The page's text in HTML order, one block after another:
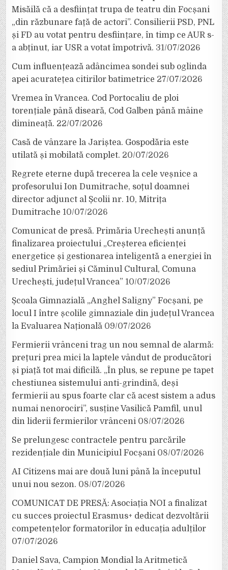
Misăilă că a desființat trupa de teatru din Focșani
„din răzbunare față de actori”. Consilierii PSD, PNL
și FD au votat pentru desființare, în timp ce AUR s-
a abținut, iar USR a votat împotrivă. 31/07/2026
Cum influențează adâncimea sondei sub oglinda
apei acuratețea citirilor batimetrice 27/07/2026
Vremea în Vrancea. Cod Portocaliu de ploi
torențiale până diseară, Cod Galben până mâine
dimineață. 22/07/2026
Casă de vânzare la Jariștea. Gospodăria este
utilată și mobilată complet. 20/07/2026
Regrete eterne după trecerea la cele veșnice a
profesorului Ion Dumitrache, soțul doamnei
director adjunct al Școlii nr. 10, Mitrița
Dumitrache 10/07/2026
Comunicat de presă. Primăria Urechești anunță
finalizarea proiectului „Creșterea eficienței
energetice și gestionarea inteligentă a energiei în
sediul Primăriei și Căminul Cultural, Comuna
Urechești, județul Vrancea” 10/07/2026
Școala Gimnazială „Anghel Saligny” Focșani, pe
locul I între școlile gimnaziale din județul Vrancea
la Evaluarea Națională 09/07/2026
Fermierii vrânceni trag un nou semnal de alarmă:
prețuri prea mici la laptele vândut de producători
și piață tot mai dificilă. „În plus, se repune pe tapet
chestiunea sistemului anti-grindină, deși
fermierii au spus foarte clar că acest sistem a adus
numai nenorociri”, susține Vasilică Pamfil, unul
din liderii fermierilor vrânceni 08/07/2026
Se prelungesc contractele pentru parcările
rezidențiale din Municipiul Focșani 08/07/2026
AI Citizens mai are două luni până la începutul
unui nou sezon. 08/07/2026
COMUNICAT DE PRESĂ: Asociația NOI a finalizat
cu succes proiectul Erasmus+ dedicat dezvoltării
competențelor formatorilor în educația adulților
07/07/2026
Daniel Sava, Campion Mondial la Aritmetică